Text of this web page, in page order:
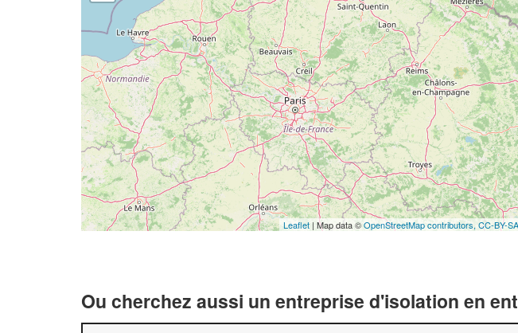
Leaflet | Map data ©OpenStreetMap contributors, CC-BY-SA
Ou cherchez aussi un entreprise d'isolation en